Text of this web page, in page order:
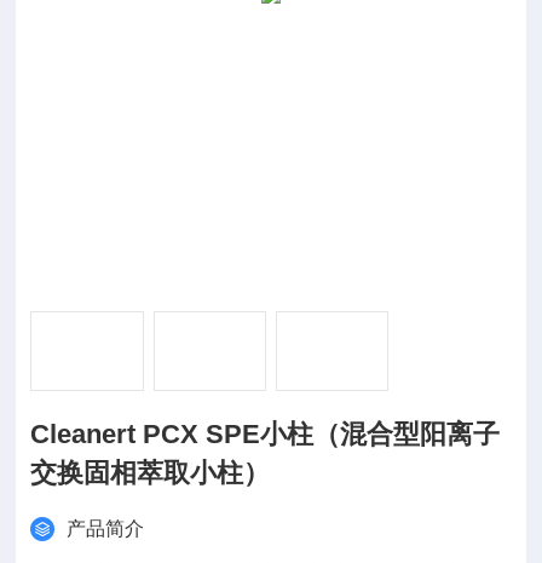
Cleanert PCX SPE小柱（混合型阳离子
交换固相萃取小柱）
产品简介